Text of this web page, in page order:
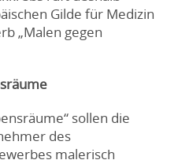
Gilde für Medizin
„Malen gegen
sollen die
des
malerisch